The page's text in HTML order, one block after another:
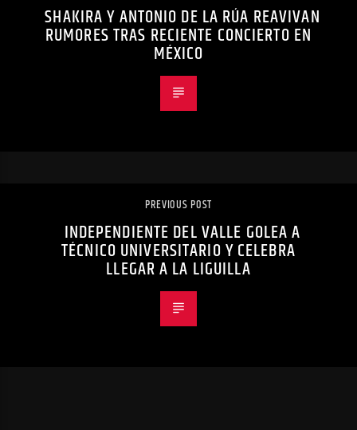
SHAKIRA Y ANTONIO DE LA RÚA REAVIVAN
RUMORES TRAS RECIENTE CONCIERTO EN
MÉXICO
PREVIOUS POST
INDEPENDIENTE DEL VALLE GOLEA A
TÉCNICO UNIVERSITARIO Y CELEBRA
LLEGAR A LA LIGUILLA